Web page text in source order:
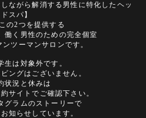
ながら解消する男性に特化したヘッ
ドスパ】
の2つを提供する
働く男性のための完全個室
ツーマンサロンです。
生は対象外です。
ングはございません。
状況と休みは
サイトでご確認下さい。
グラムのストーリーで
知らせしています。